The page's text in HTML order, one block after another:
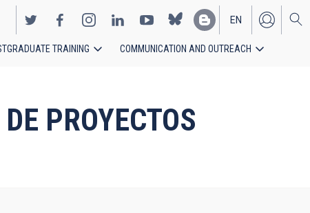
EN
ES
TRAINING COMMUNICATION AND OUTREACH
PROYECTOS